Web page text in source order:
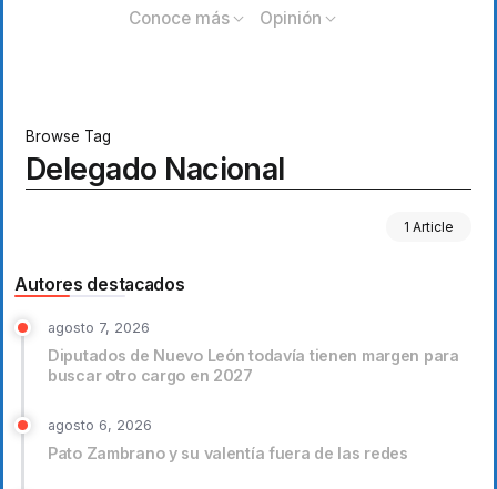
Conoce más
Opinión
Browse Tag
Delegado Nacional
1 Article
Autores destacados
agosto 7, 2026
Diputados de Nuevo León todavía tienen margen para
buscar otro cargo en 2027
agosto 6, 2026
Pato Zambrano y su valentía fuera de las redes